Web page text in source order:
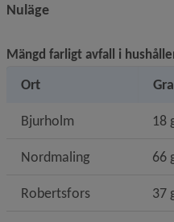
Nuläge
Mängd farligt avfall i
Ort
Bjurholm 18
Nordmaling 66
Robertsfors 37